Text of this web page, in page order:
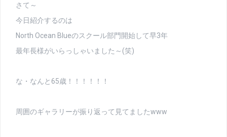
さて～
今日紹介するのは
North Ocean Blueのスクール部門開始して早3年
最年長様がいらっしゃいました～(笑)
な・なんと65歳！！！！！！
周囲のギャラリーが振り返って見てましたwww